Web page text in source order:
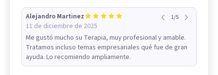
Alejandro Martinez
11 de diciembre de 2025
1/5
Me gustó mucho su Terapia, muy profesional y amable.
Tratamos incluso temas empresariales qué fue de gran
ayuda. Lo recomiendo ampliamente.